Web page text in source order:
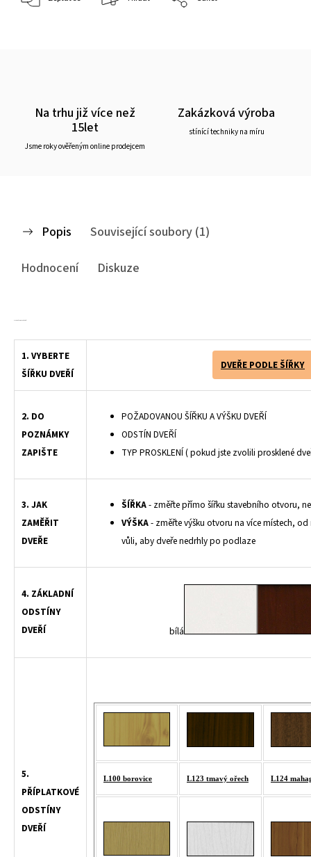
Na trhu již více než
15let
Jsme roky ověřeným online prodejcem
Zakázková výroba
stínící techniky na míru
Popis
Související soubory (1)
Hodnocení
Diskuze
Plastové shrnovací dveře
1. VYBERTE
ŠÍŘKU DVEŘÍ
DVEŘE PODLE ŠÍŘKY
2. DO
POZNÁMKY
ZAPIŠTE
POŽADOVANOU ŠÍŘKU A VÝŠKU DVEŘÍ
ODSTÍN DVEŘÍ
TYP PROSKLENÍ ( pokud jste zvolili prosklené
3. JAK
ZAMĚŘIT
DVEŘE
ŠÍŘKA- změřte přímo šířku stavebního otvoru,
VÝŠKA- změřte výšku otvoru na více místech,
vůli, aby dveře nedrhly po podlaze
4. ZÁKLADNÍ
ODSTÍNY
DVEŘÍ
bílá
5.
PŘÍPLATKOVÉ
ODSTÍNY
DVEŘÍ
L100 borovice L123 tmavý ořech L124